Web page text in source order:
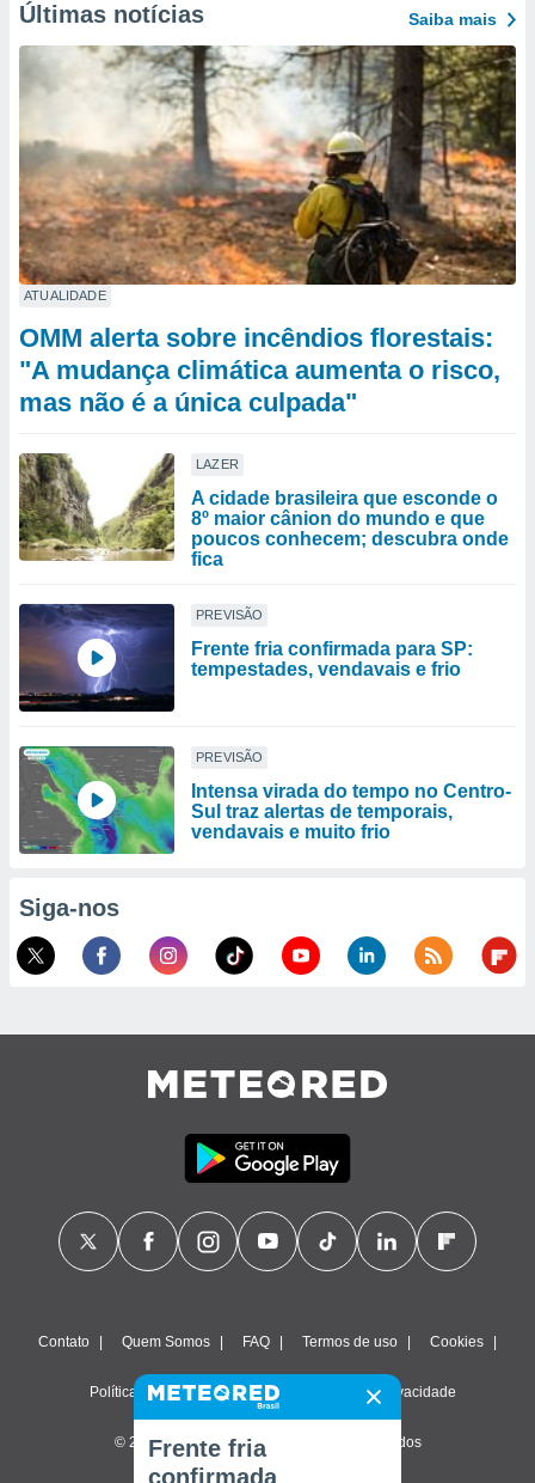
Últimas notícias Saiba mais
ATUALIDADE
OMM alerta sobre incêndios florestais:
"A mudança climática aumenta o risco,
mas não é a única culpada"
LAZER
A cidade brasileira que esconde o
8º maior cânion do mundo e que
poucos conhecem; descubra onde
fica
PREVISÃO
Frente fria confirmada para SP:
tempestades, vendavais e frio
PREVISÃO
Intensa virada do tempo no Centro-
Sul traz alertas de temporais,
vendavais e muito frio
Siga-nos
Contato Quem Somos FAQ Termos de uso Cookies
Política de privacidade Configurações de privacidade
© 2026 Meteored. Todos os direitos reservados
Frente fria
confirmada